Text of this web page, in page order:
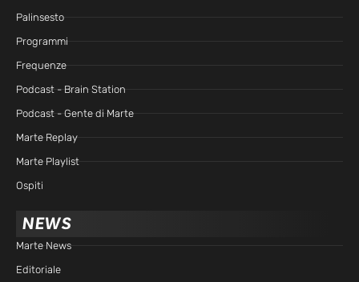
Palinsesto
Programmi
Frequenze
Podcast - Brain Station
Podcast - Gente di Marte
Marte Replay
Marte Playlist
Ospiti
NEWS
Marte News
Editoriale